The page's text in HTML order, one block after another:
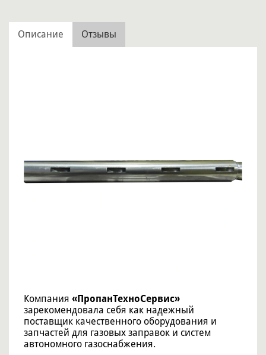
Описание Отзывы
Компания «ПропанТехноСервис»
зарекомендовала себя как надежный
поставщик качественного оборудования и
запчастей для газовых заправок и систем
автономного газоснабжения.